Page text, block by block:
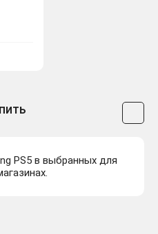
PS5 в выбранных для